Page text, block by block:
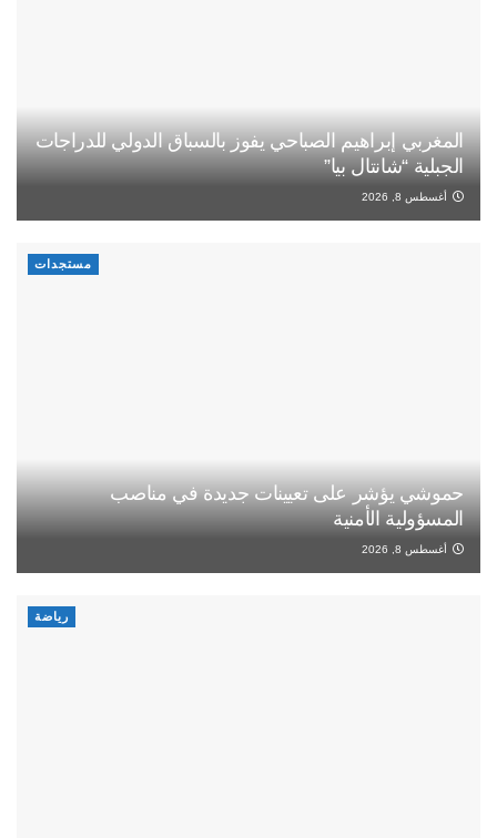
المغربي إبراهيم الصباحي يفوز بالسباق الدولي للدراجات
الجبلية “شانتال بيا”
أغسطس 8, 2026
مستجدات
حموشي يؤشر على تعيينات جديدة في مناصب
المسؤولية الأمنية
أغسطس 8, 2026
رياضة